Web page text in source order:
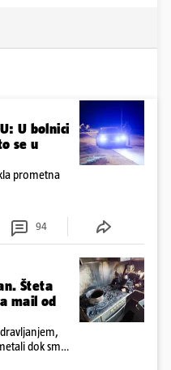
U bolnici
se u
prometna
94
Šteta
mail od
dok smo